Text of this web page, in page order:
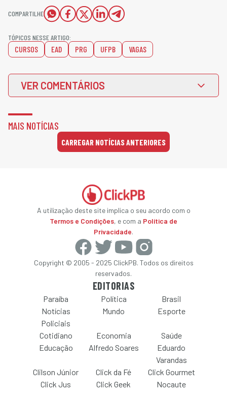
COMPARTILHE
TÓPICOS NESSE ARTIGO:
CURSOS EAD PRG UFPB VAGAS
VER COMENTÁRIOS
MAIS NOTÍCIAS
CARREGAR NOTÍCIAS ANTERIORES
A utilização deste site implica o seu acordo com o
Termos e Condições, e com a Política de
Privacidade.
Copyright © 2005 - 2025 ClickPB. Todos os direitos
reservados.
EDITORIAS
Paraíba Política
Brasil
Notícias
Policiais
Mundo Esporte
Cotidiano Economia
Saúde
Educação
Alfredo Soares
Eduardo
Varandas
Clilson Júnior
Click da Fé
Click Gourmet
Click Jus
Click Geek Nocaute